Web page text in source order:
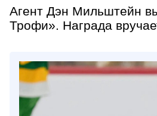
Агент Дэн Мильштейн
Трофи». Награда